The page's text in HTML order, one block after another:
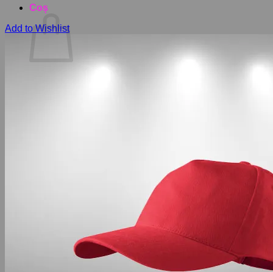
Coș
Add to Wishlist